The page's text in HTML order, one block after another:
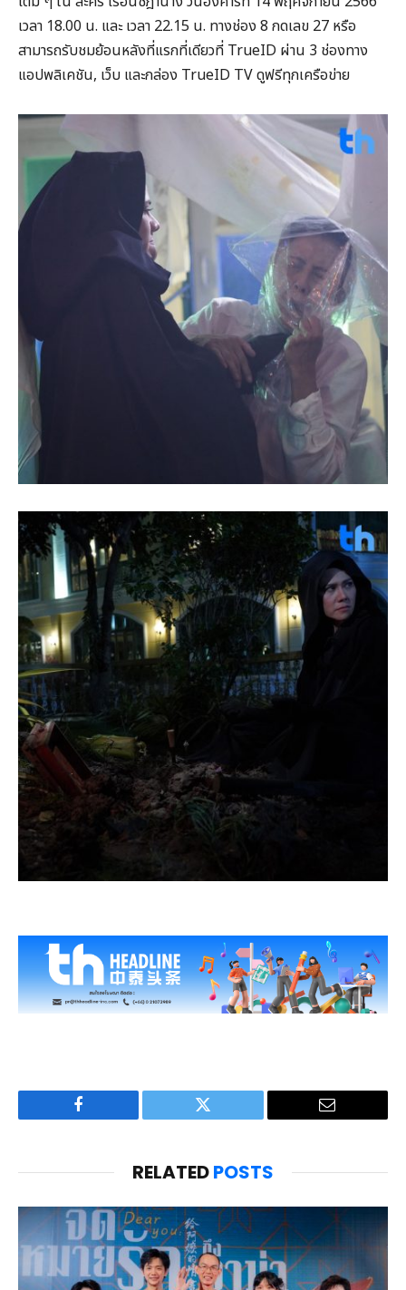
เวลา 18.00 น. และ เวลา 22.15 น. ทางช่อง 8 กดเลข 27 หรือ
สามารถรับชมย้อนหลังที่แรกที่เดียวที่ TrueID ผ่าน 3 ช่องทาง
แอปพลิเคชัน, เว็บ และกล่อง TrueID TV ดูฟรีทุกเครือข่าย
Facebook Twitter Email
RELATEDPOSTS